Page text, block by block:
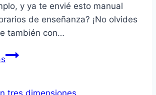
y ya te envié esto manual
de enseñanza? ¡No olvides
también con…
Jueves